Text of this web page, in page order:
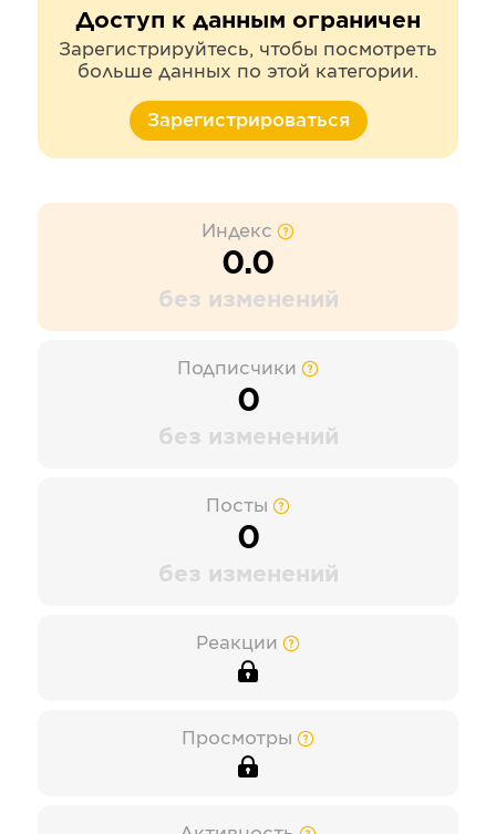
Доступ к данным ограничен
Зарегистрируйтесь, чтобы посмотреть
больше данных по этой категории.
Зарегистрироваться
Индекс
0.0
без изменений
Подписчики
0
без изменений
Посты
0
без изменений
Реакции
Просмотры